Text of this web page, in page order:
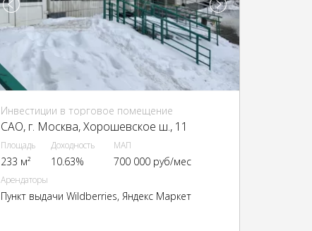
Инвестиции в торговое помещение
CАО, г. Москва, Хорошевское ш., 11
Площадь
233 м²
Доходность
10.63%
МАП
700 000 руб/мес
Арендаторы
Пункт выдачи Wildberries, Яндекс Маркет